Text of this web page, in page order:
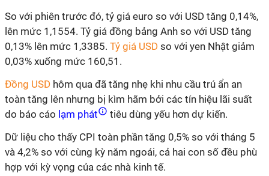
So với phiên trước đó, tỷ giá euro so với USD tăng 0,14%,
lên mức 1,1554. Tỷ giá đồng bảng Anh so với USD tăng
0,13% lên mức 1,3385. Tỷ giá USD so với yen Nhật giảm
0,03% xuống mức 160,51.
Đồng USD hôm qua đã tăng nhẹ khi nhu cầu trú ẩn an
toàn tăng lên nhưng bị kìm hãm bởi các tín hiệu lãi suất
do báo cáo lạm phát
tiêu dùng yếu hơn dự kiến.
Dữ liệu cho thấy CPI toàn phần tăng 0,5% so với tháng 5
và 4,2% so với cùng kỳ năm ngoái, cả hai con số đều phù
hợp với kỳ vọng của các nhà kinh tế.